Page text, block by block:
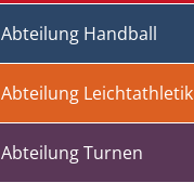
Abteilung Handball
Abteilung Leichtathletik
Abteilung Turnen